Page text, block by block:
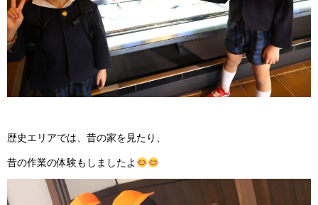
歴史エリアでは、昔の家を見たり、
昔の作業の体験もしましたよ